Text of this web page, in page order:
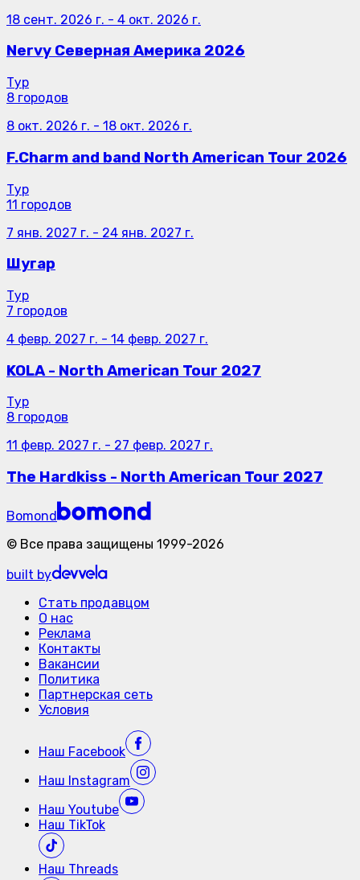
18 сент. 2026 г. - 4 окт. 2026 г.
Nervy Северная Америка 2026
Тур
8 городов
8 окт. 2026 г. - 18 окт. 2026 г.
F.Charm and band North American Tour 2026
Тур
11 городов
7 янв. 2027 г. - 24 янв. 2027 г.
Шугар
Тур
7 городов
4 февр. 2027 г. - 14 февр. 2027 г.
KOLA - North American Tour 2027
Тур
8 городов
11 февр. 2027 г. - 27 февр. 2027 г.
The Hardkiss - North American Tour 2027
Bomond
© Все права защищены 1999-2026
built by
Стать продавцом
О нас
Реклама
Контакты
Вакансии
Политика
Партнерская сеть
Условия
Наш Facebook
Наш Instagram
Наш Youtube
Наш TikTok
Наш Threads